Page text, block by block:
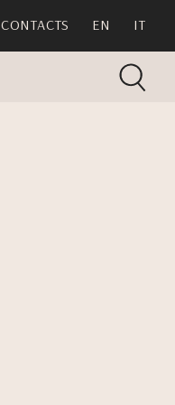
CONTACTS EN IT